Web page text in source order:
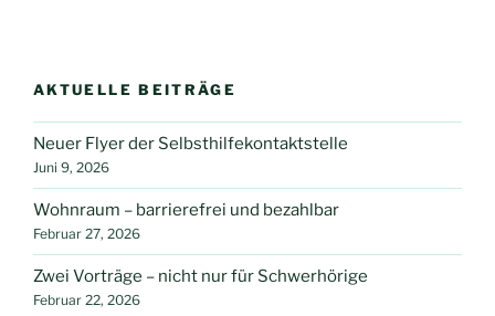
AKTUELLE BEITRÄGE
Neuer Flyer der Selbsthilfekontaktstelle
Juni 9, 2026
Wohnraum – barrierefrei und bezahlbar
Februar 27, 2026
Zwei Vorträge – nicht nur für Schwerhörige
Februar 22, 2026